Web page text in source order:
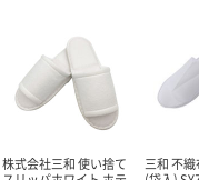
株式会社三和 使い捨て
三和 不